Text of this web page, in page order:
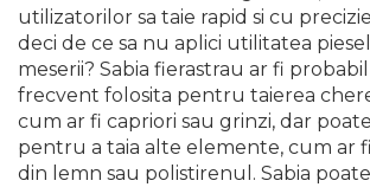
utilizatorilor sa taie rapid si cu
deci de ce sa nu aplici utilitatea
meserii? Sabia fierastrau ar fi
frecvent folosita pentru taierea
cum ar fi capriori sau grinzi, dar
pentru a taia alte elemente, cum ar
din lemn sau polistirenul. Sabia